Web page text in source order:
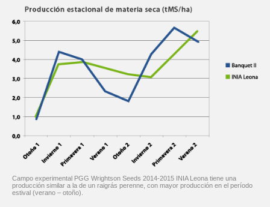
Campo experimental PGG Wrightson Seeds 2014-2015 INIA Leona tiene una
producción similar a la de un raigrás perenne, con mayor producción en el período
estival (verano – otoño).
ACEPTAR